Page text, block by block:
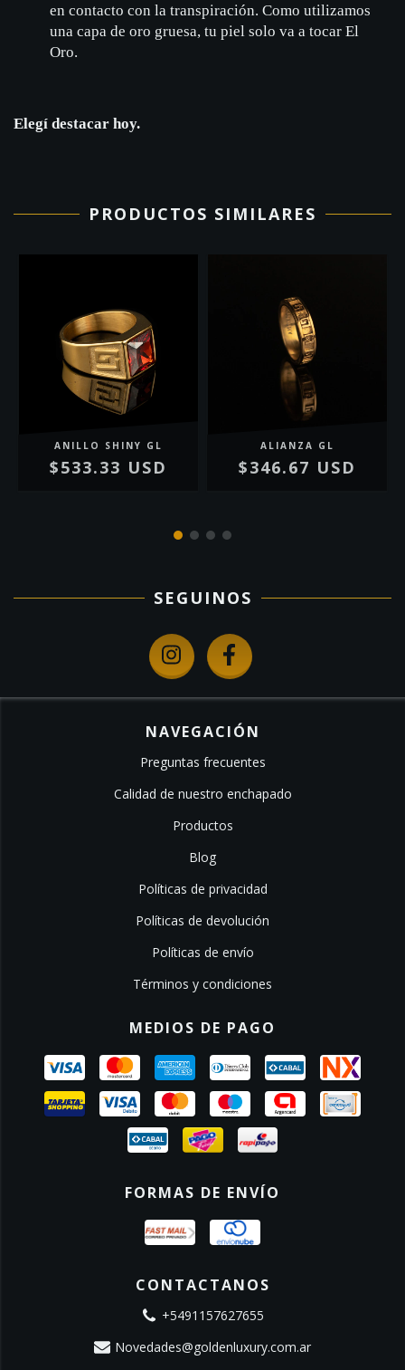
en contacto con la transpiración. Como utilizamos
una capa de oro gruesa, tu piel solo va a tocar El
Oro.
Elegí destacar hoy.
PRODUCTOS SIMILARES
ANILLO SHINY GL
$533.33 USD
ALIANZA GL
$346.67 USD
SEGUINOS
NAVEGACIÓN
Preguntas frecuentes
Calidad de nuestro enchapado
Productos
Blog
Políticas de privacidad
Políticas de devolución
Políticas de envío
Términos y condiciones
MEDIOS DE PAGO
FORMAS DE ENVÍO
CONTACTANOS
+5491157627655
Novedades@goldenluxury.com.ar